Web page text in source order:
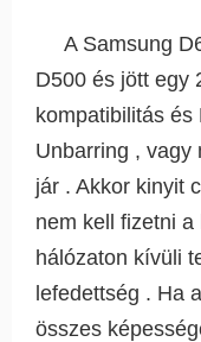
A Samsung
D500 és jött egy
kompatibilitás
Unbarring , vagy
jár . Akkor kinyit
nem kell fizetni
hálózaton kívüli
lefedettség . Ha
összes